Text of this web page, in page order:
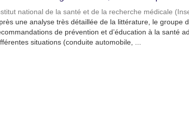
national de la santé et de la recherche médicale
une analyse très détaillée de la littérature, le groupe
de prévention et d’éducation à la santé
situations (conduite automobile, ...